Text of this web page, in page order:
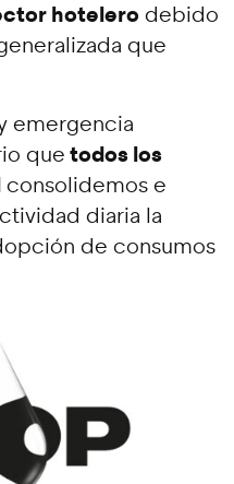
hotelero debido
que
emergencia
que todos los
consolidemos e
diaria la
de consumos